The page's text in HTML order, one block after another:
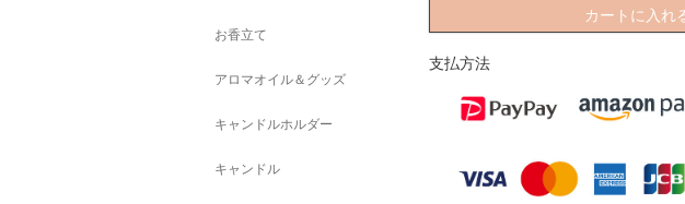
お香立て
アロマオイル＆グッズ
キャンドルホルダー
キャンドル
カートに入れ
支払方法